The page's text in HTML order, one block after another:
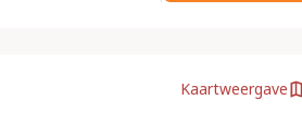
Kaartweergave